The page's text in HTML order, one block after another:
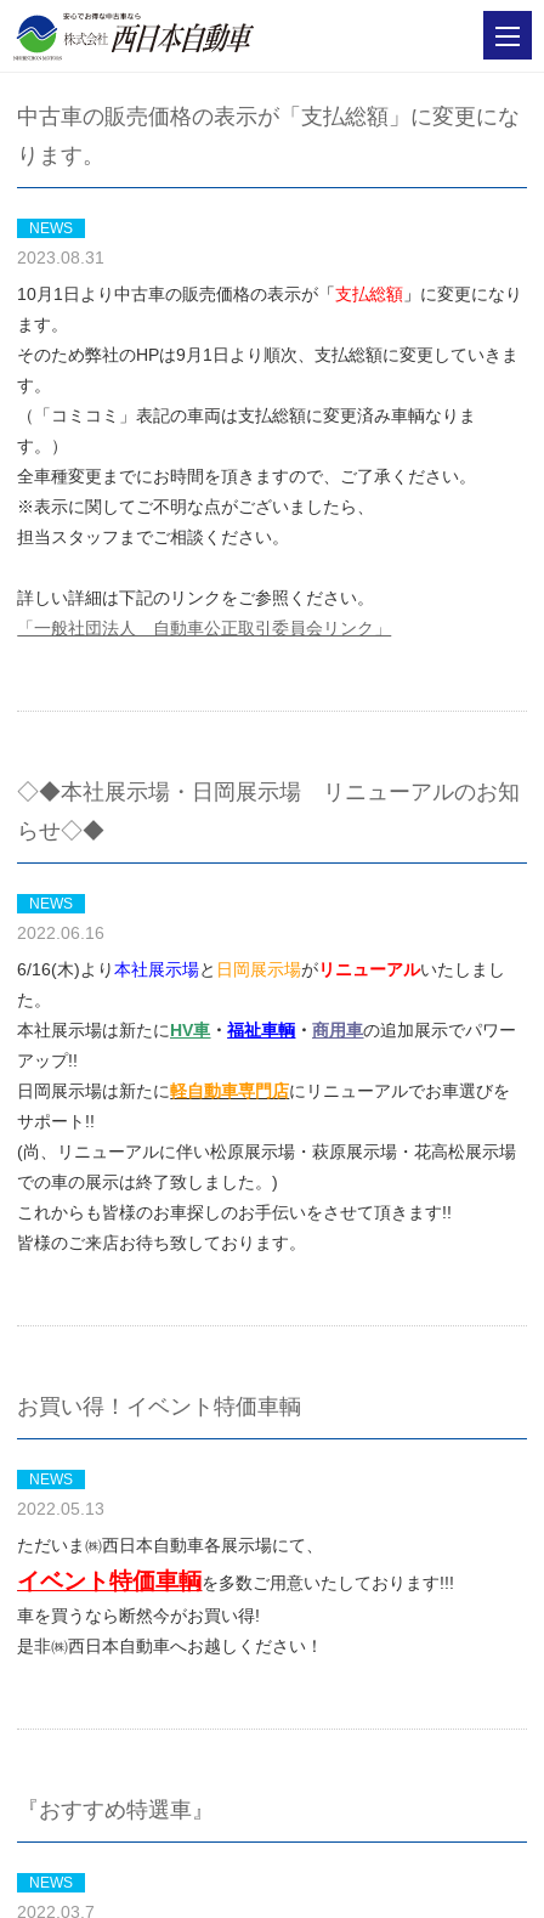
中古車の販売価格の表示が「支払総額」に変更にな
ります。
NEWS
2023.08.31
10月1日より中古車の販売価格の表示が 「支払総額 」 に変更になり
ます。
そのため弊社のHPは9月1日より順次、支払総額に変更していきま
す。
（「コミコミ」表記の車両は支払総額に変更済み車輌なりま
す。）
全車種変更までにお時間を頂きますので、ご了承ください。
※表示に関してご不明な点がございましたら、
担当スタッフまでご相談ください。
詳しい詳細は下記のリンクをご参照ください。
「一般社団法人 自動車公正取引委員会リンク」
◇◆本社展示場・日岡展示場 リニューアルのお知
らせ◇◆
NEWS
2022.06.16
6/16(木)より本社展示場と 日岡展示場がリニューアルいたしまし
た。
本社展示場は新たにHV車 ・福祉車輌 ・商用車の追加展示でパワー
アップ!!
日岡展示場は新たに軽自動車専門店にリニューアルでお車選びを
サポート!!
(尚、リニューアルに伴い松原展示場・萩原展示場・花高松展示場
での車の展示は終了致しました。)
これからも皆様のお車探しのお手伝いをさせて頂きます!!
皆様のご来店お待ち致しております。
お買い得！イベント特価車輌
NEWS
2022.05.13
ただいま㈱西日本自動車各展示場にて、
イベント特価車輌を多数ご用意いたしております!!!
車を買うなら断然今がお買い得!
是非㈱西日本自動車へお越しください！
『おすすめ特選車』
NEWS
2022.03.7